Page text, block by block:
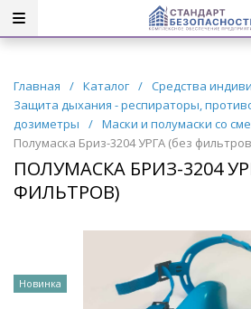
Главная / Каталог / Средства
Защита дыхания - респираторы,
дозиметры
/ Маски и полумаски со
Полумаска Бриз-3204 УРГА (без
ПОЛУМАСКА БРИЗ-3204
ФИЛЬТРОВ)
Новинка